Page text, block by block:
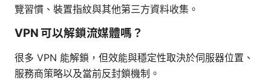
覽習慣、裝置指紋與其他第三方資料收集。
VPN 可以解鎖流媒體嗎？
很多 VPN 能解鎖，但效能與穩定性取決於伺服器位置、
服務商策略以及當前反封鎖機制。